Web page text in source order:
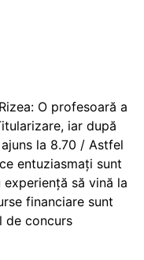
O profesoară a
iar după
la 8.70 / Astfel
entuziasmați sunt
să vină la
financiare sunt
de concurs